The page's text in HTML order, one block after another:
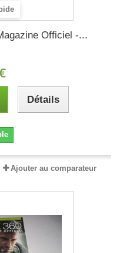
Officiel -...
Détails
Ajouter au comparateur